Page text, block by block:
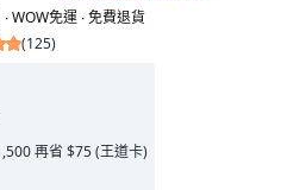
WOW免運 ∙ 免費退貨
(125)
再省 $75 (王道卡)